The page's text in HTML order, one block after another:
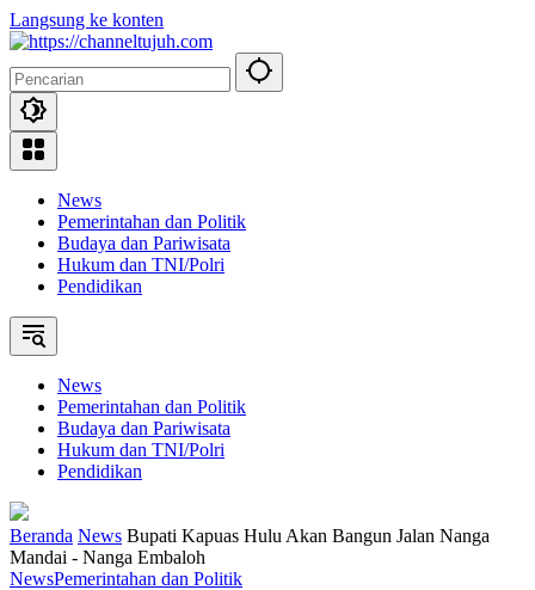
Langsung ke konten
News
Pemerintahan dan Politik
Budaya dan Pariwisata
Hukum dan TNI/Polri
Pendidikan
News
Pemerintahan dan Politik
Budaya dan Pariwisata
Hukum dan TNI/Polri
Pendidikan
Beranda News Bupati Kapuas Hulu Akan Bangun Jalan Nanga
Mandai - Nanga Embaloh
NewsPemerintahan dan Politik